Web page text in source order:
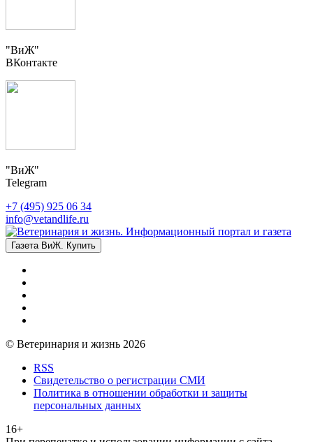
"ВиЖ"
ВКонтакте
"ВиЖ"
Telegram
+7 (495) 925 06 34
info@vetandlife.ru
Газета ВиЖ. Купить
© Ветеринария и жизнь 2026
RSS
Свидетельство о регистрации СМИ
Политика в отношении обработки и защиты
персональных данных
16+